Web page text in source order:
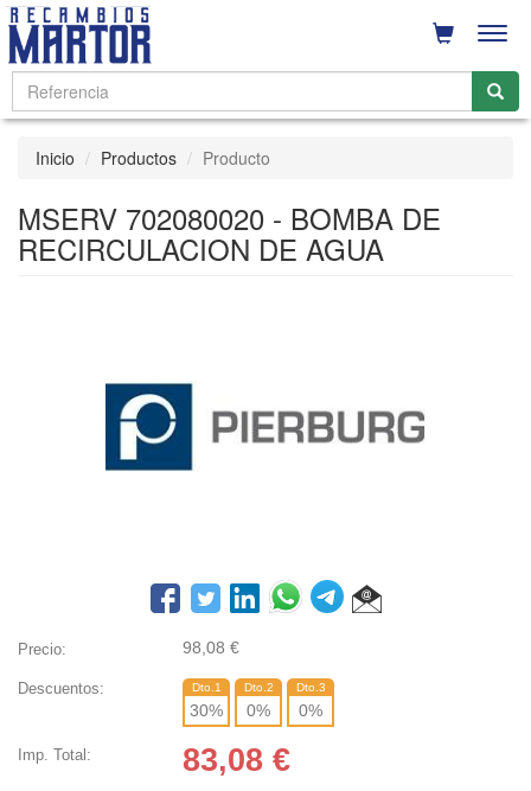
Inicio Productos Producto
MSERV 702080020 - BOMBA DE
RECIRCULACION DE AGUA
Precio: 98,08 €
Descuentos: Dto.1
30%
Dto.2
0%
Dto.3
0%
Imp. Total: 83,08 €